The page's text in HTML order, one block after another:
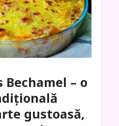
Bechamel – o
gustoasă,